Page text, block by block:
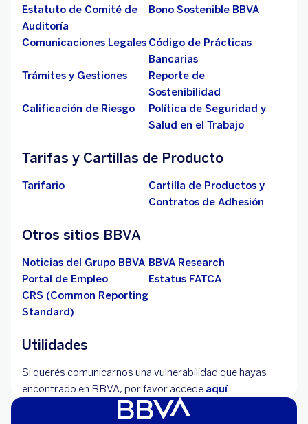
Estatuto de Comité de
Auditoría
Bono Sostenible BBVA
Comunicaciones Legales Código de Prácticas
Bancarias
Trámites y Gestiones
Reporte de
Sostenibilidad
Calificación de Riesgo
Política de Seguridad y
Salud en el Trabajo
Tarifas y Cartillas de Producto
Tarifario
Cartilla de Productos y
Contratos de Adhesión
Otros sitios BBVA
Noticias del Grupo BBVA BBVA Research
Portal de Empleo
Estatus FATCA
CRS (Common Reporting
Standard)
Utilidades
Si querés comunicarnos una vulnerabilidad que hayas
encontrado en BBVA, por favor accede aquí